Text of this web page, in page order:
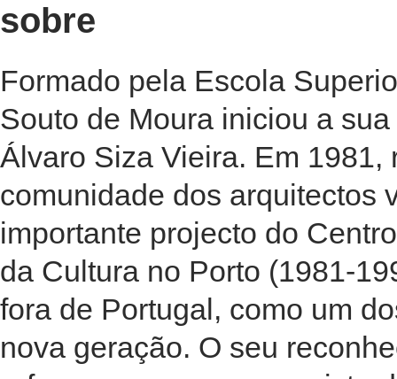
sobre
Formado pela Escola
Souto de Moura iniciou a
Álvaro Siza Vieira. Em
comunidade dos arquitectos
importante projecto do
da Cultura no Porto (1981-
fora de Portugal, como um
nova geração. O seu